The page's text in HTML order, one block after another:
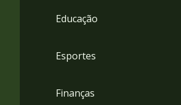
Educação
Esportes
Finanças